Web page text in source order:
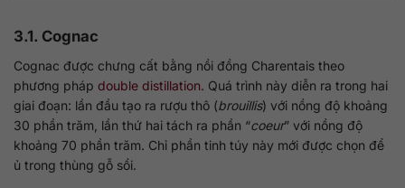
3.1. Cognac
Cognac được chưng cất bằng nồi đồng Charentais theo
phương pháp double distillation. Quá trình này diễn ra trong hai
giai đoạn: lần đầu tạo ra rượu thô (brouillis) với nồng độ khoảng
30 phần trăm, lần thứ hai tách ra phần “coeur” với nồng độ
khoảng 70 phần trăm. Chỉ phần tinh túy này mới được chọn để
ủ trong thùng gỗ sồi.